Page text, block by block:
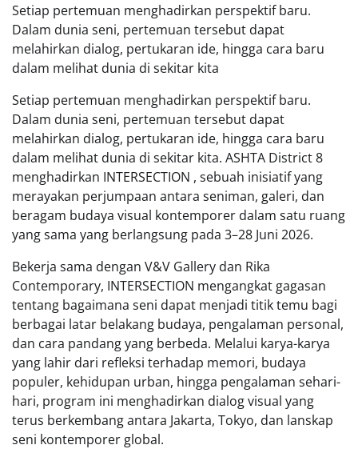
Setiap pertemuan menghadirkan perspektif baru.
Dalam dunia seni, pertemuan tersebut dapat
melahirkan dialog, pertukaran ide, hingga cara baru
dalam melihat dunia di sekitar kita
Setiap pertemuan menghadirkan perspektif baru.
Dalam dunia seni, pertemuan tersebut dapat
melahirkan dialog, pertukaran ide, hingga cara baru
dalam melihat dunia di sekitar kita. ASHTA District 8
menghadirkan INTERSECTION , sebuah inisiatif yang
merayakan perjumpaan antara seniman, galeri, dan
beragam budaya visual kontemporer dalam satu ruang
yang sama yang berlangsung pada 3–28 Juni 2026.
Bekerja sama dengan V&V Gallery dan Rika
Contemporary, INTERSECTION mengangkat gagasan
tentang bagaimana seni dapat menjadi titik temu bagi
berbagai latar belakang budaya, pengalaman personal,
dan cara pandang yang berbeda. Melalui karya-karya
yang lahir dari refleksi terhadap memori, budaya
populer, kehidupan urban, hingga pengalaman sehari-
hari, program ini menghadirkan dialog visual yang
terus berkembang antara Jakarta, Tokyo, dan lanskap
seni kontemporer global.